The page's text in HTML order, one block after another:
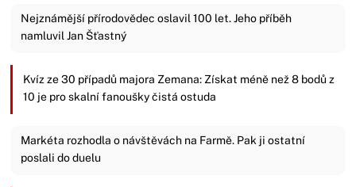
Nejznámější přírodovědec oslavil 100 let. Jeho příběh
namluvil Jan Šťastný
Kvíz ze 30 případů majora Zemana: Získat méně než 8 bodů z
10 je pro skalní fanoušky čistá ostuda
Markéta rozhodla o návštěvách na Farmě. Pak ji ostatní
poslali do duelu